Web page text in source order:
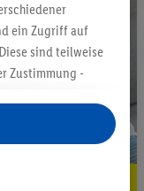
ein Zugriff auf
sind teilweise
Zustimmung -
IAB TCF
Werbung